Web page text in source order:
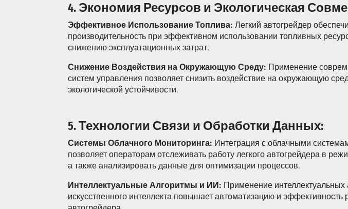
4. Экономия Ресурсов и Экологическая
Эффективное Использование Топлива: Легкий автогрейдер
производительность при эффективном использовании топливных
снижению эксплуатационных затрат.
Снижение Воздействия на Окружающую Среду: Применение
систем управления позволяет снизить воздействие на окружающую
экологической устойчивости.
5. Технологии Связи и Обработки Данных:
Системы Облачного Мониторинга: Интеграция с облачными
позволяет операторам отслеживать работу легкого автогрейдера в
а также анализировать данные для оптимизации процессов.
Интеллектуальные Алгоритмы и ИИ: Применение интеллектуальных
искусственного интеллекта повышает автоматизацию и эффективность